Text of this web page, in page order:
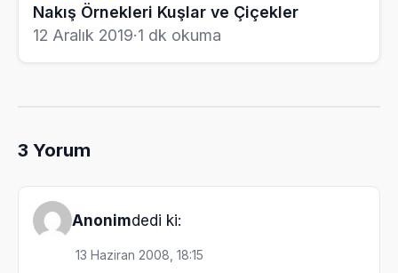
Nakış Örnekleri Kuşlar ve Çiçekler
12 Aralık 2019·1 dk okuma
3 Yorum
Anonimdedi ki:
13 Haziran 2008, 18:15